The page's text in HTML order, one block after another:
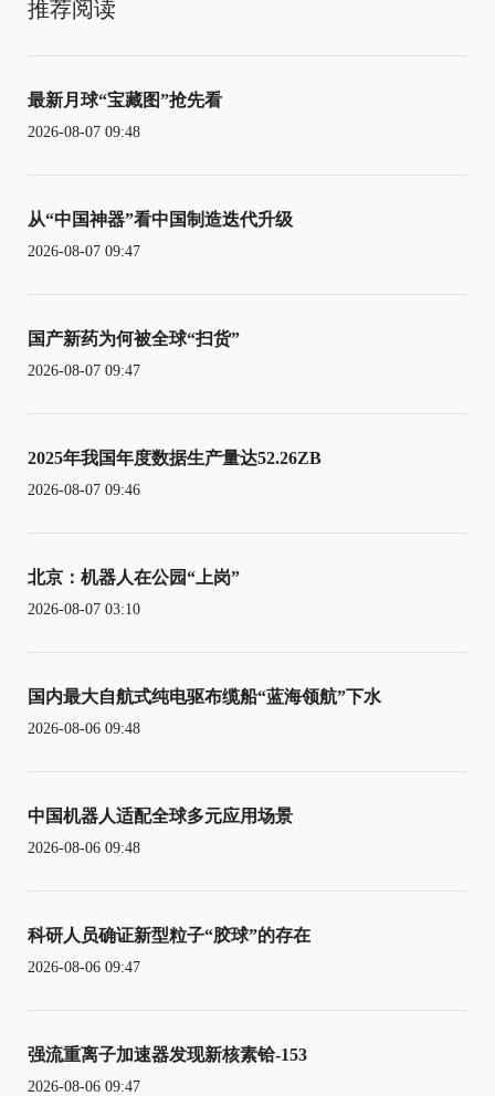
推荐阅读
最新月球“宝藏图”抢先看
2026-08-07 09:48
从“中国神器”看中国制造迭代升级
2026-08-07 09:47
国产新药为何被全球“扫货”
2026-08-07 09:47
2025年我国年度数据生产量达52.26ZB
2026-08-07 09:46
北京：机器人在公园“上岗”
2026-08-07 03:10
国内最大自航式纯电驱布缆船“蓝海领航”下水
2026-08-06 09:48
中国机器人适配全球多元应用场景
2026-08-06 09:48
科研人员确证新型粒子“胶球”的存在
2026-08-06 09:47
强流重离子加速器发现新核素铪-153
2026-08-06 09:47